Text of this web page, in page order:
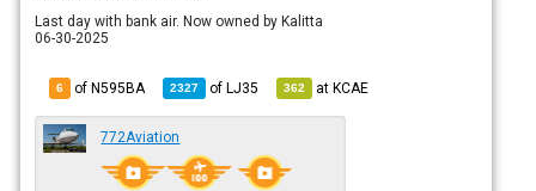
Last day with bank air. Now owned by Kalitta
06-30-2025
6 of N595BA 2327 ofLJ35 362 atKCAE
772Aviation